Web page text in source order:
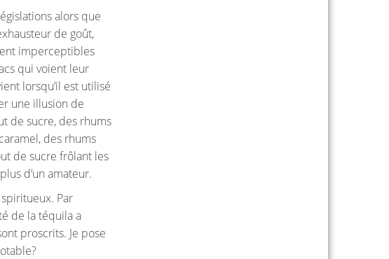
alors que
de goût,
imperceptibles
qui voient leur
lorsqu’il est utilisé
une illusion de
de sucre, des rhums
des rhums
de sucre frôlant les
d’un amateur.
Par
de la téquila a
proscrits. Je pose